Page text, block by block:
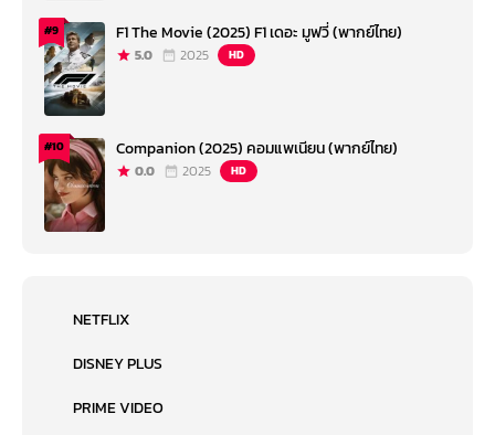
#9 F1 The Movie (2025) F1 เดอะ มูฟวี่ (พากย์ไทย)
5.0 2025 HD
#10 Companion (2025) คอมแพเนียน (พากย์ไทย)
0.0 2025 HD
NETFLIX
DISNEY PLUS
PRIME VIDEO